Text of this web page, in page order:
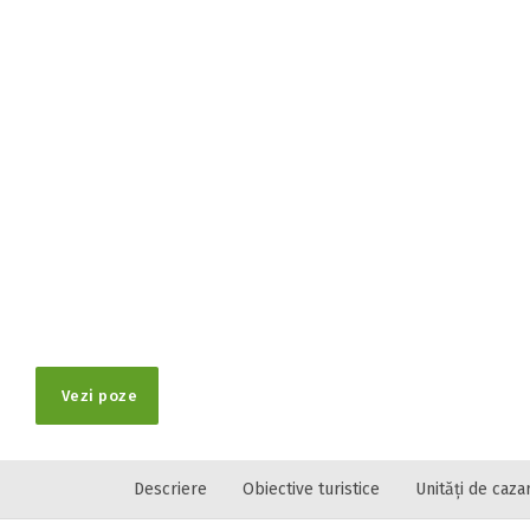
Vezi poze
Descriere Obiective turistice Unități de